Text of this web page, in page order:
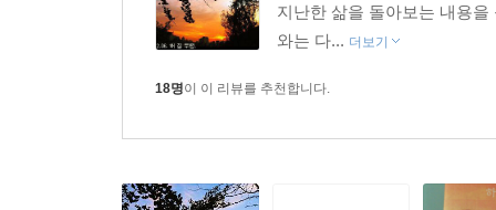
지난한 삶을 돌아보는 내용
와는 다... 더보기
18명이 이 리뷰를 추천합니다.